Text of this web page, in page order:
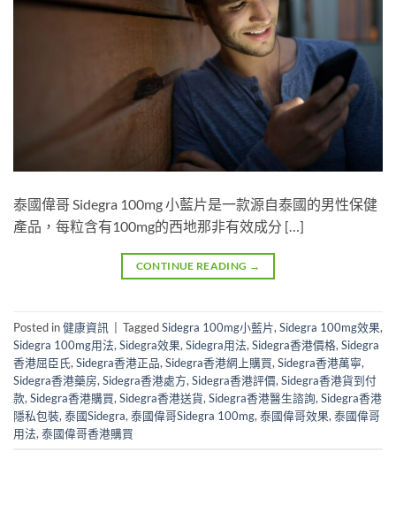
泰國偉哥 Sidegra 100mg 小藍片是一款源自泰國的男性保健
產品，每粒含有100mg的西地那非有效成分 […]
CONTINUE READING →
Posted in健康資訊 TaggedSidegra 100mg小藍片, Sidegra 100mg效果,
Sidegra 100mg用法, Sidegra效果, Sidegra用法, Sidegra香港價格, Sidegra
香港屈臣氏, Sidegra香港正品, Sidegra香港網上購買, Sidegra香港萬寧,
Sidegra香港藥房, Sidegra香港處方, Sidegra香港評價, Sidegra香港貨到付
款, Sidegra香港購買, Sidegra香港送貨, Sidegra香港醫生諮詢, Sidegra香港
隱私包裝, 泰國Sidegra, 泰國偉哥Sidegra 100mg, 泰國偉哥效果, 泰國偉哥
用法, 泰國偉哥香港購買